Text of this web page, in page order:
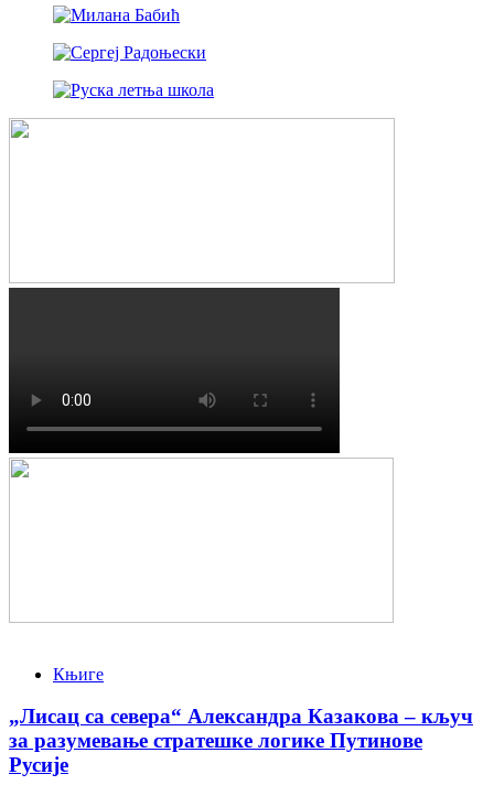
Књиге
„Лисац са севера“ Александра Казакова – кључ
за разумевање стратешке логике Путинове
Русије